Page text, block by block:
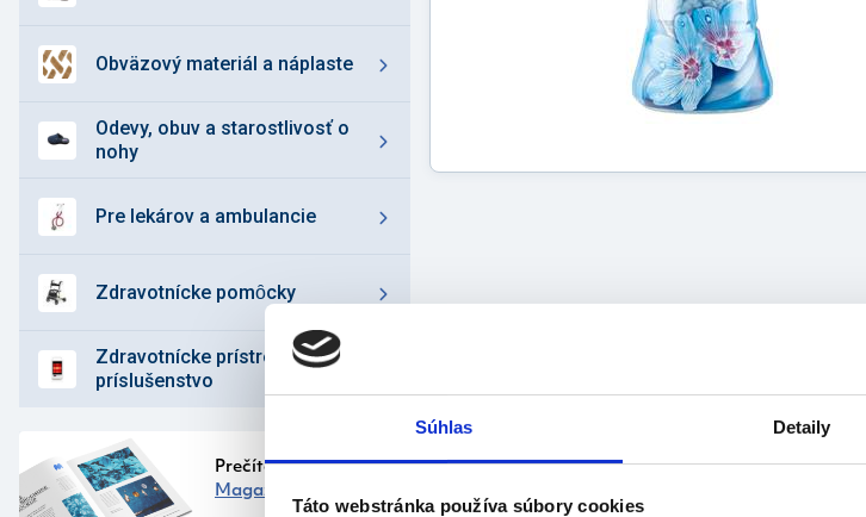
Súhlas Detaily
Táto webstránka používa súbory cookies
obväzový materiál a náplaste
odevy, obuv a starostlivosť o
nohy
pre lekárov a ambulancie
zdravotnícke pomȏcky
zdravotnícke prístroje a
príslušenstvo
Prečítajte si náš
Magazín
Výrobca